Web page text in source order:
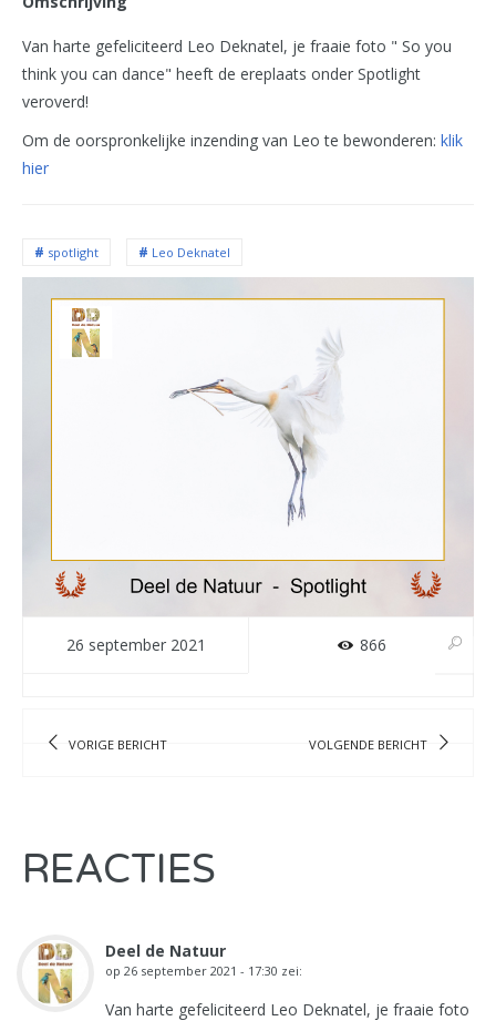
Van harte gefeliciteerd Leo Deknatel, je fraaie foto " So you
think you can dance" heeft de ereplaats onder Spotlight
veroverd!
Om de oorspronkelijke inzending van Leo te bewonderen: klik
hier
spotlight Leo Deknatel
26 september 2021 866
VORIGE BERICHT VOLGENDE BERICHT
REACTIES
Deel de Natuur
op 26 september 2021 - 17:30 zei:
Van harte gefeliciteerd Leo Deknatel, je fraaie foto